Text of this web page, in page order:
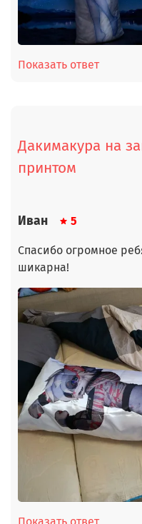
Показать ответ
Дакимакура на
принтом
Иван 5
Спасибо огромное
шикарна!